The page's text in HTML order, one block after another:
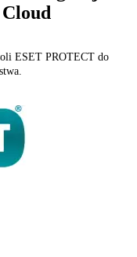
ESET PROTECT do